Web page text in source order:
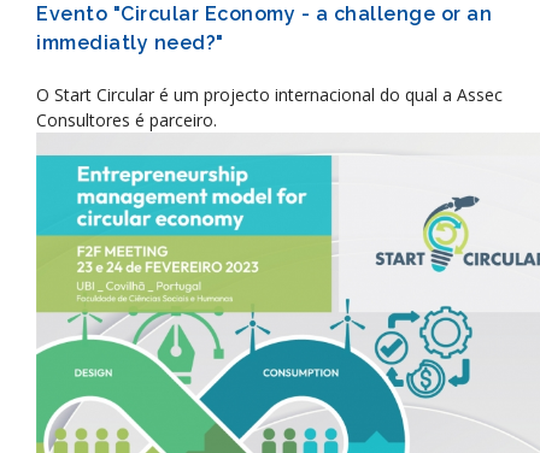
Evento "Circular Economy - a challenge or an
immediatly need?"
O Start Circular é um projecto internacional do qual a Assec
Consultores é parceiro.